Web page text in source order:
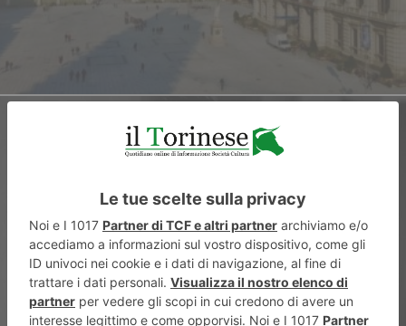
ARTICOLO SUCCESSIVO
NPL e immobili: Torino, il
mercato degli investimenti
passa dal territorio